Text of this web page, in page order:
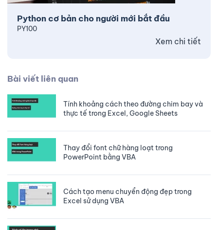
Python cơ bản cho người mới bắt đầu
PY100
Xem chi tiết
Bài viết liên quan
Tính khoảng cách theo đường chim bay và
thực tế trong Excel, Google Sheets
Thay đổi font chữ hàng loạt trong
PowerPoint bằng VBA
Cách tạo menu chuyển động đẹp trong
Excel sử dụng VBA